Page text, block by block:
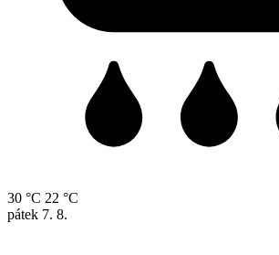
30 °C 22 °C
pátek 7. 8.